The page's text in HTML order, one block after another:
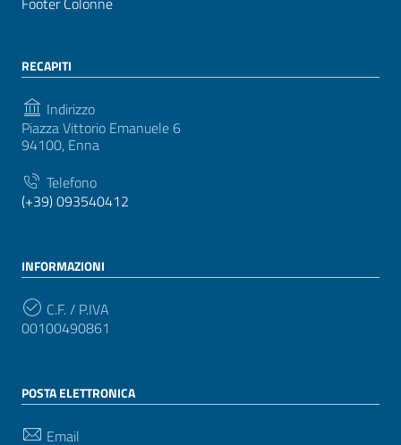
RECAPITI
Indirizzo
Piazza Vittorio Emanuele 6
94100, Enna
Telefono
(+39) 093540412
INFORMAZIONI
C.F. / P.IVA
00100490861
POSTA ELETTRONICA
Email